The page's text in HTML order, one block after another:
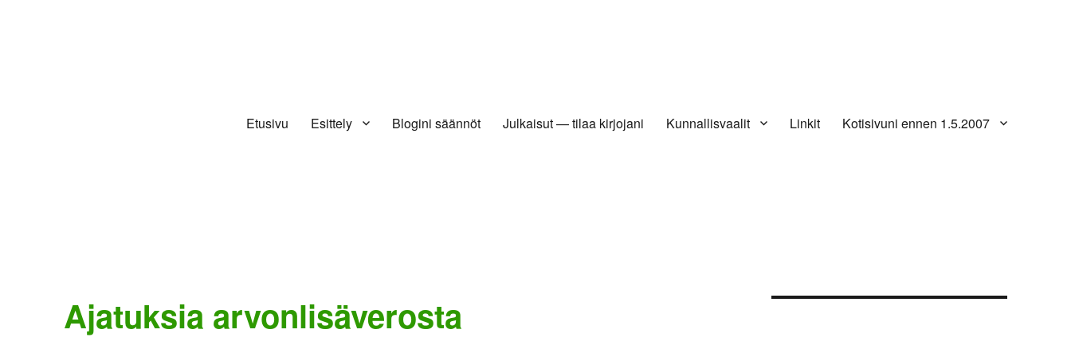
Etusivu Esittely Blogini säännöt Julkaisut — tilaa kirjojani Kunnallisvaalit Linkit Kotisivuni ennen 1.5.2007
Ajatuksia arvonlisäverosta